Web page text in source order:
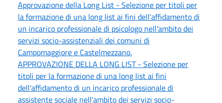
Approvazione della Long List - Selezione per titoli per
la formazione di una long list ai fini dell'affidamento di
un incarico professionale di psicologo nell'ambito dei
servizi socio-assistenziali dei comuni di
Campomaggiore e Castelmezzano.
APPROVAZIONE DELLA LONG LIST - Selezione per
titoli per la formazione di una long list ai fini
dell'affidamento di un incarico professionale di
assistente sociale nell'ambito dei servizi socio-